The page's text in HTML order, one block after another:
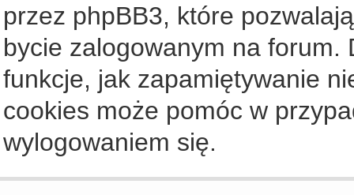
przez phpBB3, które
bycie zalogowanym na forum.
funkcje, jak zapamiętywanie
cookies może pomóc w
wylogowaniem się.